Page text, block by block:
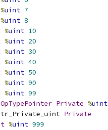
%uint 7
%uint 8
%uint 10
%uint 20
%uint 30
%uint 40
%uint 50
%uint 90
%uint 99
OpTypePointer Private %uint
Private
%uint 999